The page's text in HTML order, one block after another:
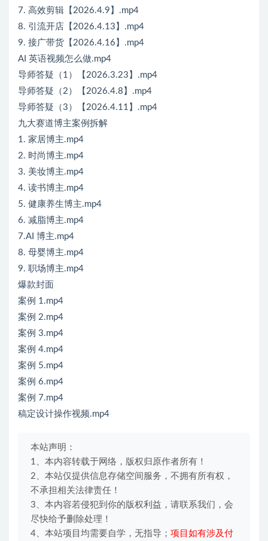
7. 高效剪辑【2026.4.9】.mp4
8. 引流开店【2026.4.13】.mp4
9. 接广带货【2026.4.16】.mp4
AI 英语视频怎么做.mp4
导师答疑（1）【2026.3.23】.mp4
导师答疑（2）【2026.4.8】.mp4
导师答疑（3）【2026.4.11】.mp4
九大赛道博主案例拆解
1. 家居博主.mp4
2. 时尚博主.mp4
3. 美妆博主.mp4
4. 读书博主.mp4
5. 健康养生博主.mp4
6. 减脂博主.mp4
7.AI 博主.mp4
8. 母婴博主.mp4
9. 职场博主.mp4
爆款封面
案例 1.mp4
案例 2.mp4
案例 3.mp4
案例 4.mp4
案例 5.mp4
案例 6.mp4
案例 7.mp4
稿定设计操作视频.mp4
本站声明：
1、本内容转载于网络，版权归原作者所有！
2、本站仅提供信息存储空间服务，不拥有所有权，
不承担相关法律责任！
3、本内容若侵犯到你的版权利益，请联系我们，会
尽快给予删除处理！
4、本站项目均需要自学，无指导； 项目如有涉及付